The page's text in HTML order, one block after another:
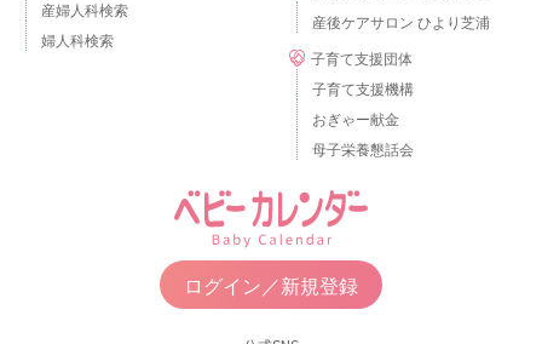
産婦人科検索
婦人科検索
産後ケアサロン ひより芝浦
子育て支援団体
子育て支援機構
おぎゃー献金
母子栄養懇話会
ログイン／新規登録